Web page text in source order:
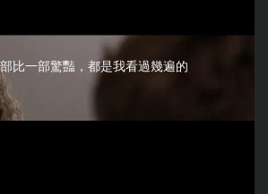
比一部驚豔，都是我看過幾遍的